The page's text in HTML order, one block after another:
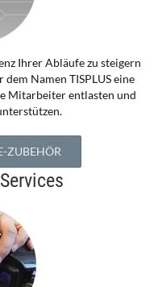
Ihrer Abläufe zu steigern
Namen TISPLUS eine
Mitarbeiter entlasten und
ZUBEHÖR